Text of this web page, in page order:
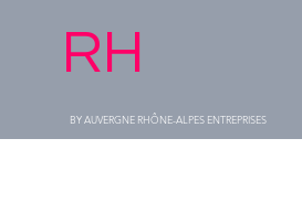
RH
BY AUVERGNE RHÔNE-ALPES ENTREPRISES